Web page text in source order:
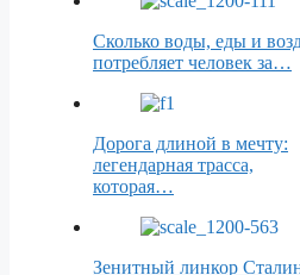
Сколько воды, еды и
потребляет человек за…
Дорога длиной в мечту:
легендарная трасса,
которая…
Зенитный линкор